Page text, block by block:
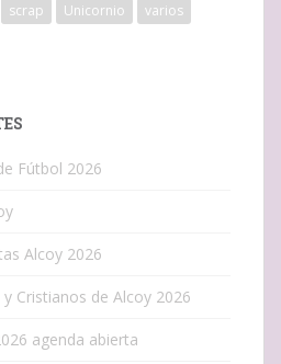
scrap Unicornio
varios
Fútbol 2026
Alcoy 2026
Cristianos de Alcoy 2026
agenda abierta